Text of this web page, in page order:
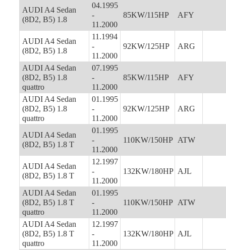
AUDI A4 Sedan
(8D2, B5) 1.8
04.1995
-
11.2000
85KW/115HP AFY
AUDI A4 Sedan
(8D2, B5) 1.8
11.1994
-
11.2000
92KW/125HP ARG
AUDI A4 Sedan
(8D2, B5) 1.8
quattro
07.1995
-
11.2000
85KW/115HP AFY
AUDI A4 Sedan
(8D2, B5) 1.8
quattro
01.1995
-
11.2000
92KW/125HP ARG
AUDI A4 Sedan
(8D2, B5) 1.8 T
01.1995
-
11.2000
110KW/150HP ATW
AUDI A4 Sedan
(8D2, B5) 1.8 T
12.1997
-
11.2000
132KW/180HP AJL
AUDI A4 Sedan
(8D2, B5) 1.8 T
quattro
01.1995
-
11.2000
110KW/150HP ATW
AUDI A4 Sedan
(8D2, B5) 1.8 T
quattro
12.1997
-
11.2000
132KW/180HP AJL